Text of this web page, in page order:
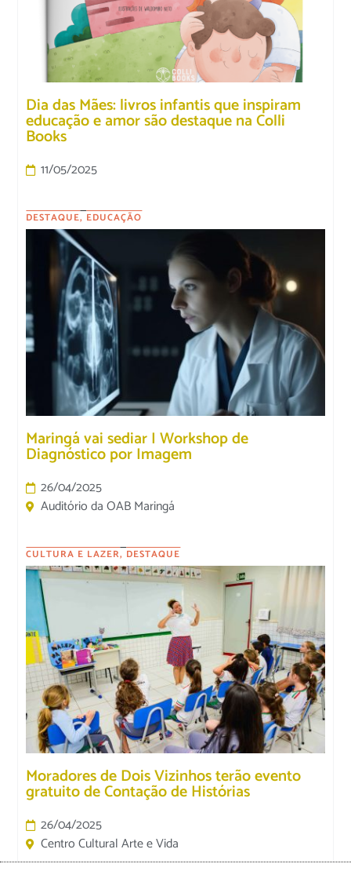
Dia das Mães: livros infantis que inspiram
educação e amor são destaque na Colli
Books
11/05/2025
DESTAQUE, EDUCAÇÃO
Maringá vai sediar I Workshop de
Diagnóstico por Imagem
26/04/2025
Auditório da OAB Maringá
CULTURA E LAZER, DESTAQUE
Moradores de Dois Vizinhos terão evento
gratuito de Contação de Histórias
26/04/2025
Centro Cultural Arte e Vida